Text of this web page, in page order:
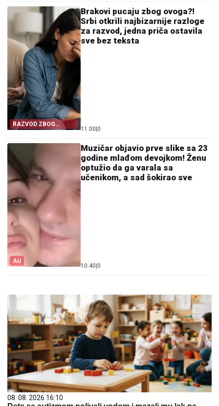
RAZVOD ZBOG
SITNICE
Brakovi pucaju zbog ovoga?!
Srbi otkrili najbizarnije razloge
za razvod, jedna priča ostavila
sve bez teksta
11:00 0
AU
Muzičar objavio prve slike sa 23
godine mlađom devojkom! Ženu
optužio da ga varala sa
učenikom, a sad šokirao sve
10:40 0
08. 08. 2026 16:10